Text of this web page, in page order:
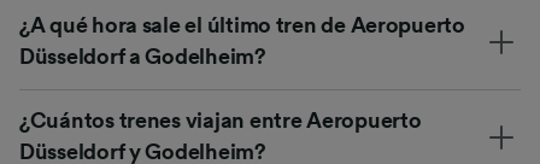
¿A qué hora sale el último tren de Aeropuerto
Düsseldorf a Godelheim?
¿Cuántos trenes viajan entre Aeropuerto
Düsseldorf y Godelheim?